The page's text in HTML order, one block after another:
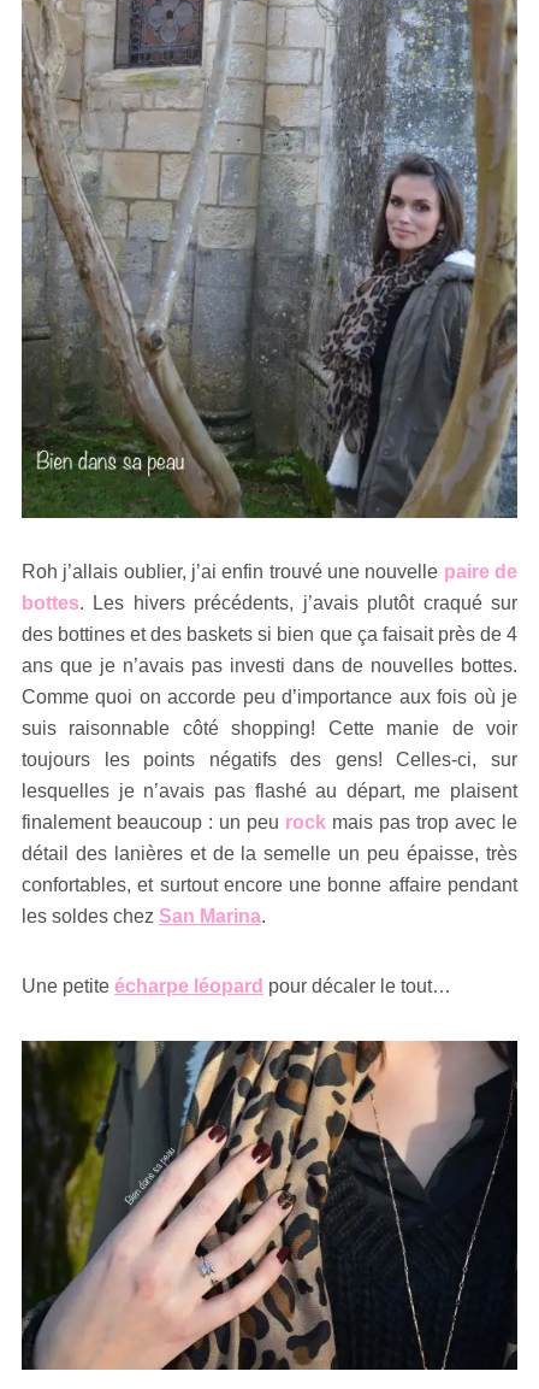
Roh j’allais oublier, j’ai enfin trouvé une nouvelle paire de
bottes. Les hivers précédents, j’avais plutôt craqué sur
des bottines et des baskets si bien que ça faisait près de 4
ans que je n’avais pas investi dans de nouvelles bottes.
Comme quoi on accorde peu d’importance aux fois où je
suis raisonnable côté shopping! Cette manie de voir
toujours les points négatifs des gens! Celles-ci, sur
lesquelles je n’avais pas flashé au départ, me plaisent
finalement beaucoup : un peu rock mais pas trop avec le
détail des lanières et de la semelle un peu épaisse, très
confortables, et surtout encore une bonne affaire pendant
les soldes chez San Marina.
Une petite écharpe léopard pour décaler le tout…